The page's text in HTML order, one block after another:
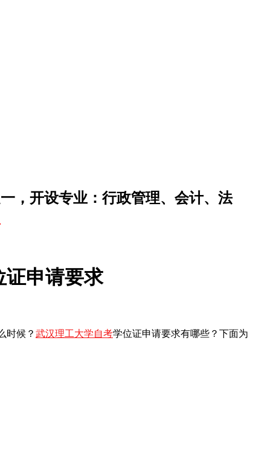
，开设专业：行政管理、会计、法
证申请要求
时候？ 武汉理工大学自考学位证申请要求有哪些？下面为